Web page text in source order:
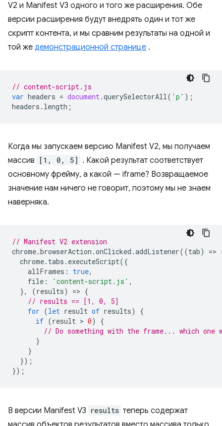
V2 и Manifest V3 одного и того же расширения. Обе
версии расширения будут внедрять один и тот же
скрипт контента, и мы сравним результаты на одной и
той же демонстрационной странице .
// content-script.js
var headers = document.querySelectorAll( 'p' );
headers . length ;
Когда мы запускаем версию Manifest V2, мы получаем
массив
[1, 0, 5] . Какой результат соответствует
основному фрейму, а какой — iframe? Возвращаемое
значение нам ничего не говорит, поэтому мы не знаем
наверняка.
// Manifest V2 extension
chrome.browserAction .onClicked .addListener((tab) =>
chrome. tabs . executeScript({
allFrames : true,
file : 'content-script.js' ,
},
(results) => {
// results == [1, 0, 5]
for (let result of results)
{
if (result > 0)
{
// Do something with the frame... which one
}
}
});
});
В версии Manifest V3 results теперь содержат